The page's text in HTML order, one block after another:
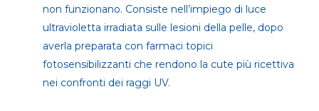
non funzionano. Consiste nell’impiego di luce
ultravioletta irradiata sulle lesioni della pelle, dopo
averla preparata con farmaci topici
fotosensibilizzanti che rendono la cute più ricettiva
nei confronti dei raggi UV.